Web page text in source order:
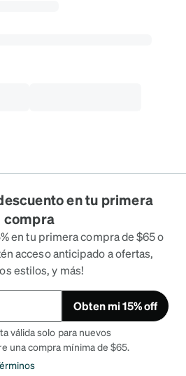
en tu primera
compra
en tu primera compra de $65 o
acceso anticipado a ofertas,
estilos, y más!
Obten mi 15% off
válida solo para nuevos
una compra mínima de $65.